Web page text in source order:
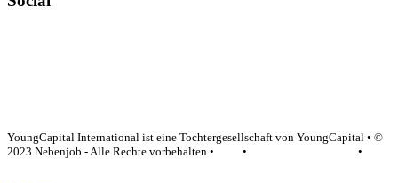
YoungCapital International ist eine Tochtergesellschaft von YoungCapital • ©
2023 Nebenjob - Alle Rechte vorbehalten •
•
•